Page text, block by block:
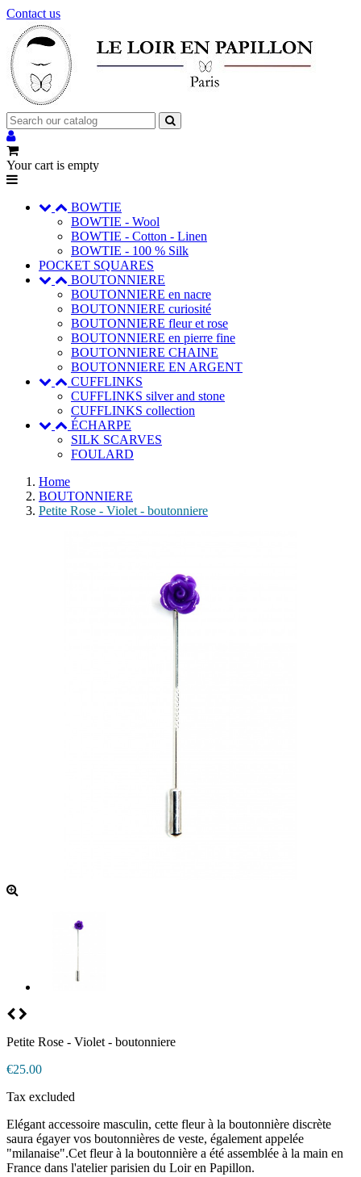
Contact us
Your cart is empty
BOWTIE
BOWTIE - Wool
BOWTIE - Cotton - Linen
BOWTIE - 100 % Silk
POCKET SQUARES
BOUTONNIERE
BOUTONNIERE en nacre
BOUTONNIERE curiosité
BOUTONNIERE fleur et rose
BOUTONNIERE en pierre fine
BOUTONNIERE CHAINE
BOUTONNIERE EN ARGENT
CUFFLINKS
CUFFLINKS silver and stone
CUFFLINKS collection
ÉCHARPE
SILK SCARVES
FOULARD
Home
BOUTONNIERE
Petite Rose - Violet - boutonniere
Petite Rose - Violet - boutonniere
€25.00
Tax excluded
Elégant accessoire masculin, cette fleur à la boutonnière discrète
saura égayer vos boutonnières de veste, également appelée
"milanaise".Cet fleur à la boutonnière a été assemblée à la main en
France dans l'atelier parisien du Loir en Papillon.